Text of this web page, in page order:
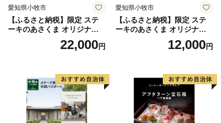
愛知県小牧市
【ふるさと納税】限定 ステ
ーキのあさくま オリジナル
お食事券 6000円 お好きなメ
ニュー 好きなだけ コーンス
県 小牧店 小牧市 チケット 送
料無料
22,000円
愛知県小牧市
【ふるさと納税】限定 ステ
ーキのあさくま オリジナル
お食事券 3000円 お好きなメ
ニュー 好きなだけ コーンス
県 小牧店 小牧市 チケット 送
12,000円